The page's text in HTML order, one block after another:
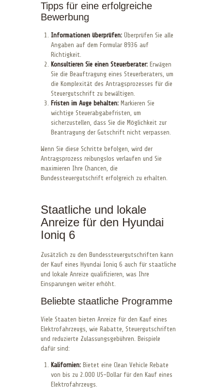
Tipps für eine erfolgreiche
Bewerbung
Informationen überprüfen: Überprüfen Sie alle
Angaben auf dem Formular 8936 auf
Richtigkeit.
Konsultieren Sie einen Steuerberater: Erwägen
Sie die Beauftragung eines Steuerberaters, um
die Komplexität des Antragsprozesses für die
Steuergutschrift zu bewältigen.
Fristen im Auge behalten: Markieren Sie
wichtige Steuerabgabefristen, um
sicherzustellen, dass Sie die Möglichkeit zur
Beantragung der Gutschrift nicht verpassen.
Wenn Sie diese Schritte befolgen, wird der
Antragsprozess reibungslos verlaufen und Sie
maximieren Ihre Chancen, die
Bundessteuergutschrift erfolgreich zu erhalten.
Staatliche und lokale
Anreize für den Hyundai
Ioniq 6
Zusätzlich zu den Bundessteuergutschriften kann
der Kauf eines Hyundai Ioniq 6 auch für staatliche
und lokale Anreize qualifizieren, was Ihre
Einsparungen weiter erhöht.
Beliebte staatliche Programme
Viele Staaten bieten Anreize für den Kauf eines
Elektrofahrzeugs, wie Rabatte, Steuergutschriften
und reduzierte Zulassungsgebühren. Beispiele
dafür sind:
Kalifornien: Bietet eine Clean Vehicle Rebate
von bis zu 2.000 US-Dollar für den Kauf eines
Elektrofahrzeugs.